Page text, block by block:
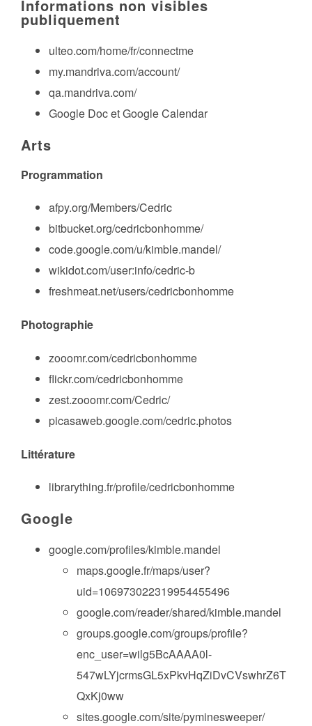
Informations non visibles
publiquement
ulteo.com/home/fr/connectme
my.mandriva.com/account/
qa.mandriva.com/
Google Doc et Google Calendar
Arts
Programmation
afpy.org/Members/Cedric
bitbucket.org/cedricbonhomme/
code.google.com/u/kimble.mandel/
wikidot.com/user:info/cedric-b
freshmeat.net/users/cedricbonhomme
Photographie
zooomr.com/cedricbonhomme
flickr.com/cedricbonhomme
zest.zooomr.com/Cedric/
picasaweb.google.com/cedric.photos
Littérature
librarything.fr/profile/cedricbonhomme
Google
google.com/profiles/kimble.mandel
maps.google.fr/maps/user?
uid=106973022319954455496
google.com/reader/shared/kimble.mandel
groups.google.com/groups/profile?
enc_user=wilg5BcAAAA0l-
547wLYjcrmsGL5xPkvHqZiDvCVswhrZ6T
QxKj0ww
sites.google.com/site/pyminesweeper/